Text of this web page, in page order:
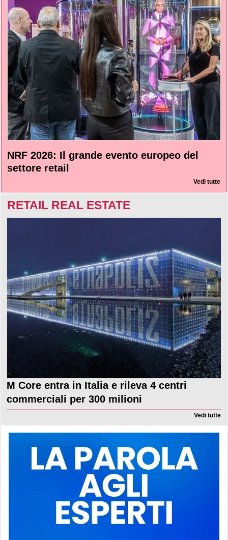
NRF 2026: Il grande evento europeo del
settore retail
Vedi tutte
RETAIL REAL ESTATE
M Core entra in Italia e rileva 4 centri
commerciali per 300 milioni
Vedi tutte